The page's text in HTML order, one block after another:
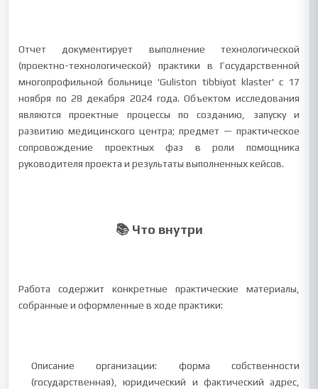
Отчет документирует выполнение технологической
(проектно-технологической) практики в Государственной
многопрофильной больнице 'Guliston tibbiyot klaster' с 17
ноября по 28 декабря 2024 года. Объектом исследования
являются проектные процессы по созданию, запуску и
развитию медицинского центра; предмет — практическое
сопровождение проектных фаз в роли помощника
руководителя проекта и результаты выполненных кейсов.
📚 Что внутри
Работа содержит конкретные практические материалы,
собранные и оформленные в ходе практики:
Описание организации: форма собственности
(государственная), юридический и фактический адрес,